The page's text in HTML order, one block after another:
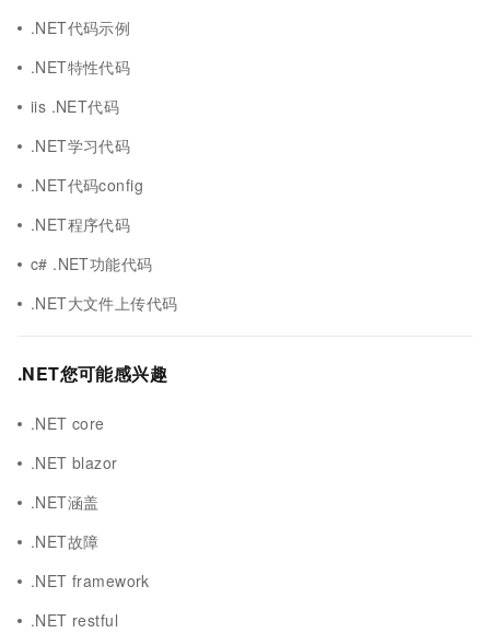
.NET代码示例
.NET特性代码
iis .NET代码
.NET学习代码
.NET代码config
.NET程序代码
c# .NET功能代码
.NET大文件上传代码
.NET您可能感兴趣
.NET core
.NET blazor
.NET涵盖
.NET故障
.NET framework
.NET restful